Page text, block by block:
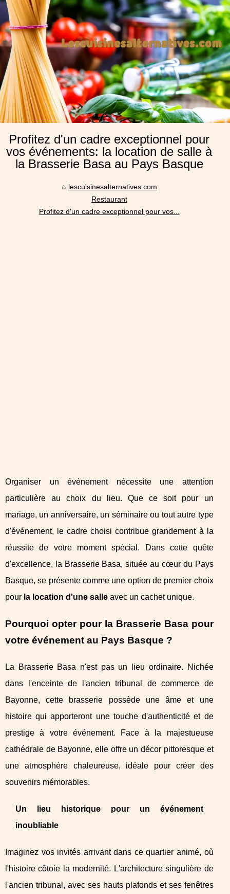
Profitez d'un cadre exceptionnel pour
vos événements: la location de salle à
la Brasserie Basa au Pays Basque
lescuisinesalternatives.com
Restaurant
Profitez d'un cadre exceptionnel pour vos...
Organiser un événement nécessite une attention
particulière au choix du lieu. Que ce soit pour un
mariage, un anniversaire, un séminaire ou tout autre type
d'événement, le cadre choisi contribue grandement à la
réussite de votre moment spécial. Dans cette quête
d'excellence, la Brasserie Basa, située au cœur du Pays
Basque, se présente comme une option de premier choix
pour la location d'une salle avec un cachet unique.
Pourquoi opter pour la Brasserie Basa pour
votre événement au Pays Basque ?
La Brasserie Basa n'est pas un lieu ordinaire. Nichée
dans l'enceinte de l'ancien tribunal de commerce de
Bayonne, cette brasserie possède une âme et une
histoire qui apporteront une touche d'authenticité et de
prestige à votre événement. Face à la majestueuse
cathédrale de Bayonne, elle offre un décor pittoresque et
une atmosphère chaleureuse, idéale pour créer des
souvenirs mémorables.
Un lieu historique pour un événement
inoubliable
Imaginez vos invités arrivant dans ce quartier animé, où
l'histoire côtoie la modernité. L'architecture singulière de
l'ancien tribunal, avec ses hauts plafonds et ses fenêtres